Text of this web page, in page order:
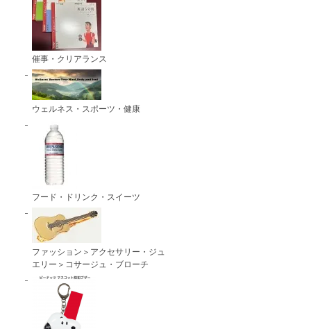
催事・クリアランス
ウェルネス・スポーツ・健康
フード・ドリンク・スイーツ
ファッション＞アクセサリー・ジュ
エリー＞コサージュ・ブローチ